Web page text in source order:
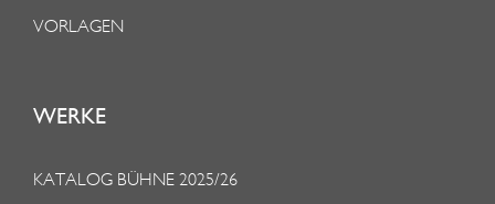
VORLAGEN
WERKE
KATALOG BÜHNE 2025/26